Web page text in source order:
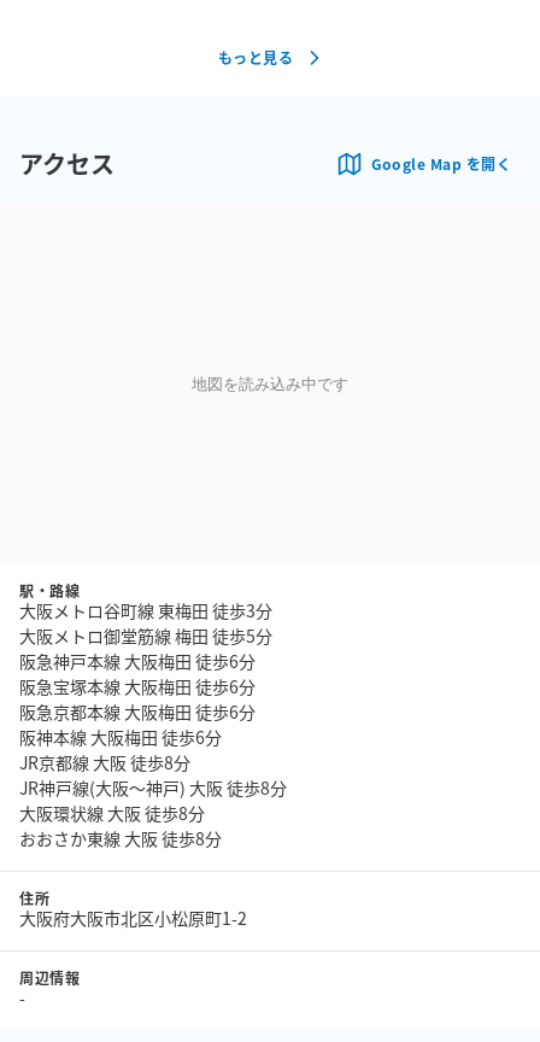
もっと見る
アクセス Google Map を開く
地図を読み込み中です
駅・路線
大阪メトロ谷町線 東梅田 徒歩3分
大阪メトロ御堂筋線 梅田 徒歩5分
阪急神戸本線 大阪梅田 徒歩6分
阪急宝塚本線 大阪梅田 徒歩6分
阪急京都本線 大阪梅田 徒歩6分
阪神本線 大阪梅田 徒歩6分
JR京都線 大阪 徒歩8分
JR神戸線(大阪～神戸) 大阪 徒歩8分
大阪環状線 大阪 徒歩8分
おおさか東線 大阪 徒歩8分
住所
大阪府大阪市北区小松原町1-2
周辺情報
-